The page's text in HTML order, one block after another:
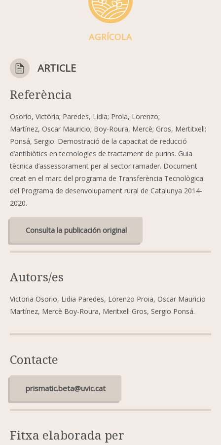
AGRÍCOLA
ARTICLE
Referència
Osorio, Victòria; Paredes, Lídia; Proia, Lorenzo;
Martínez, Oscar Mauricio; Boy-Roura, Mercè; Gros, Mertitxell;
Ponsá, Sergio. Demostració de la capacitat de reducció
d’antibiòtics en tecnologies de tractament de purins. Guia
tècnica d’assessorament per al sector ramader. Document
creat en el marc del programa de Transferència Tecnològica
del Programa de desenvolupament rural de Catalunya 2014-
2020.
Consulta la publicación original
Autors/es
Victoria Osorio, Lidia Paredes, Lorenzo Proia, Oscar Mauricio
Martínez, Mercè Boy-Roura, Meritxell Gros, Sergio Ponsá.
Contacte
prismatic.beta@uvic.cat
Fitxa elaborada per